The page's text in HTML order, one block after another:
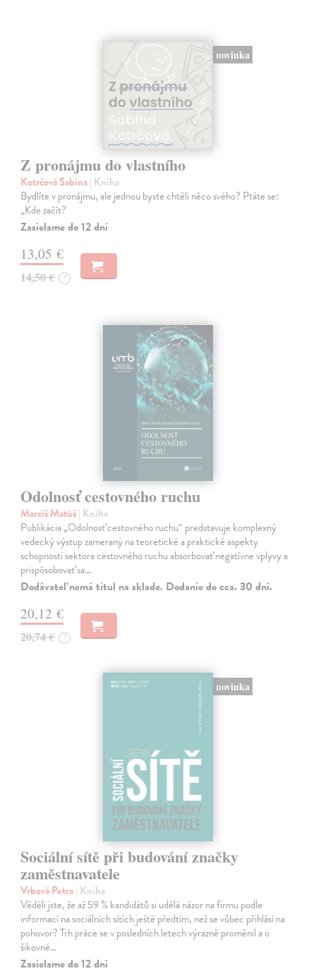
novinka
Z pronájmu do vlastního
Kotrčová Sabina| Kniha
Bydlíte v pronájmu, ale jednou byste chtěli něco svého? Ptáte se:
„Kde začít?
Zasielame do 12 dní
13,05 €
14,50 € ?
Odolnosť cestovného ruchu
Marciš Matúš| Kniha
Publikácia „Odolnosť cestovného ruchu“ predstavuje komplexný
vedecký výstup zameraný na teoretické a praktické aspekty
schopnosti sektora cestovného ruchu absorbovať negatívne vplyvy a
prispôsobovať sa…
Dodávateľ nemá titul na sklade. Dodanie do cca. 30 dní.
20,12 €
20,74 € ?
novinka
Sociální sítě při budování značky
zaměstnavatele
Vrbová Petra| Kniha
Věděli jste, že až 59 % kandidátů si udělá názor na firmu podle
informací na sociálních sítích ještě předtím, než se vůbec přihlásí na
pohovor? Trh práce se v posledních letech výrazně proměnil a o
šikovné…
Zasielame do 12 dní